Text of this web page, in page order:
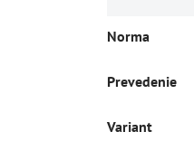
Norma
Prevedenie
Variant